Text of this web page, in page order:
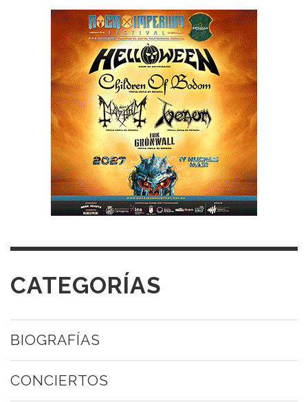
CATEGORÍAS
BIOGRAFÍAS
CONCIERTOS